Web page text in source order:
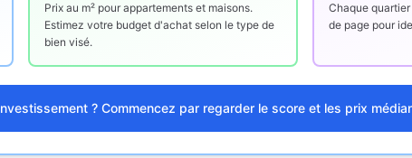
Prix au m² pour appartements et maisons.
Estimez votre budget d'achat selon le type de
bien visé.
Chaque
de page pour
? Commencez par regarder le score et les prix